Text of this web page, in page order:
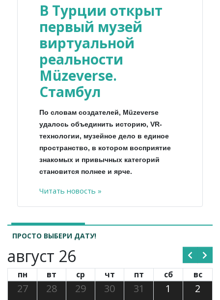
В Турции открыт
первый музей
виртуальной
реальности
Müzeverse.
Стамбул
По словам создателей, Müzeverse
удалось объединить историю, VR-
технологии, музейное дело в единое
пространство, в котором восприятие
знакомых и привычных категорий
становится полнее и ярче.
Читать новость »
ПРОСТО ВЫБЕРИ ДАТУ!
август 26
пн вт ср чт пт сб вс
27 28 29 30 31 1 2